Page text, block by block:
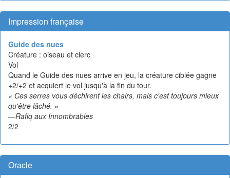
Impression française
Guide des nues
Créature : oiseau et clerc
Vol
Quand le Guide des nues arrive en jeu, la créature ciblée gagne
+2/+2 et acquiert le vol jusqu'à la fin du tour.
« Ces serres vous déchirent les chairs, mais c'est toujours mieux
qu'être lâché. »
—Rafiq aux Innombrables
2/2
Oracle